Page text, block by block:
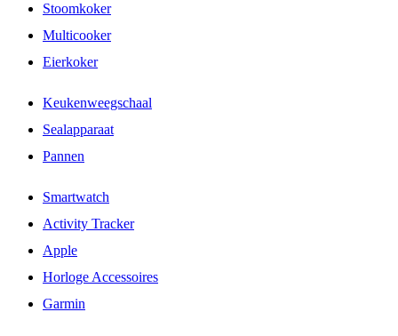
Stoomkoker
Multicooker
Eierkoker
Keukenweegschaal
Sealapparaat
Pannen
Smartwatch
Activity Tracker
Apple
Horloge Accessoires
Garmin